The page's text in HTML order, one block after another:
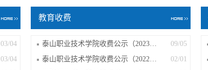
03/04
03/04
教育收费
09/05
泰山职业技术学院收费公示（2023年）
02/01
泰山职业技术学院收费公示（2022年）